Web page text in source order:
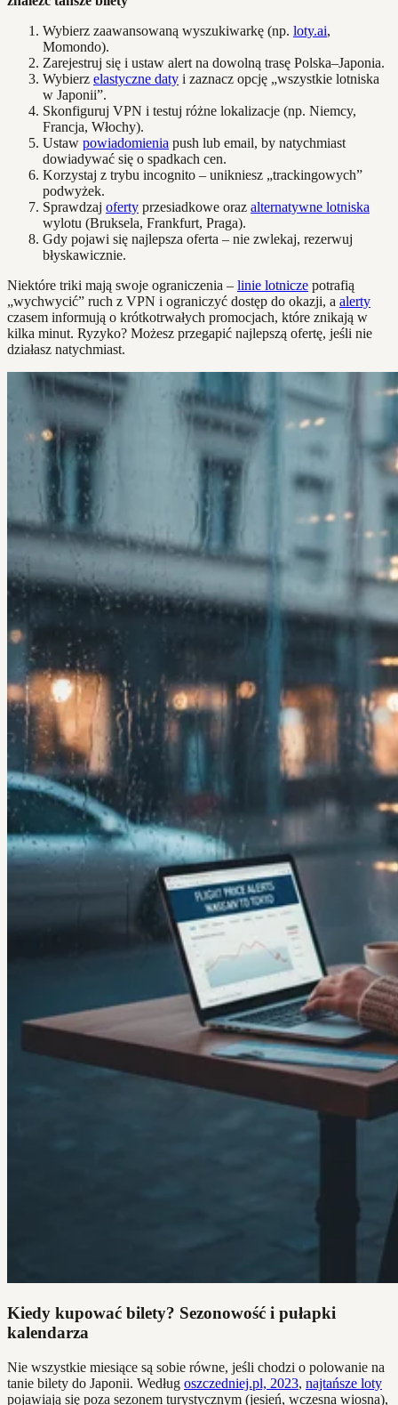
Wybierz zaawansowaną wyszukiwarkę (np. loty.ai,
Momondo).
Zarejestruj się i ustaw alert na dowolną trasę Polska–Japonia.
Wybierz elastyczne daty i zaznacz opcję „wszystkie lotniska
w Japonii”.
Skonfiguruj VPN i testuj różne lokalizacje (np. Niemcy,
Francja, Włochy).
Ustaw powiadomienia push lub email, by natychmiast
dowiadywać się o spadkach cen.
Korzystaj z trybu incognito – unikniesz „trackingowych”
podwyżek.
Sprawdzaj oferty przesiadkowe oraz alternatywne lotniska
wylotu (Bruksela, Frankfurt, Praga).
Gdy pojawi się najlepsza oferta – nie zwlekaj, rezerwuj
błyskawicznie.
Niektóre triki mają swoje ograniczenia – linie lotnicze potrafią
„wychwycić” ruch z VPN i ograniczyć dostęp do okazji, a alerty
czasem informują o krótkotrwałych promocjach, które znikają w
kilka minut. Ryzyko? Możesz przegapić najlepszą ofertę, jeśli nie
działasz natychmiast.
Kiedy kupować bilety? Sezonowość i pułapki
kalendarza
Nie wszystkie miesiące są sobie równe, jeśli chodzi o polowanie na
tanie bilety do Japonii. Według oszczedniej.pl, 2023, najtańsze loty
pojawiają się poza sezonem turystycznym (jesień, wczesna wiosna),